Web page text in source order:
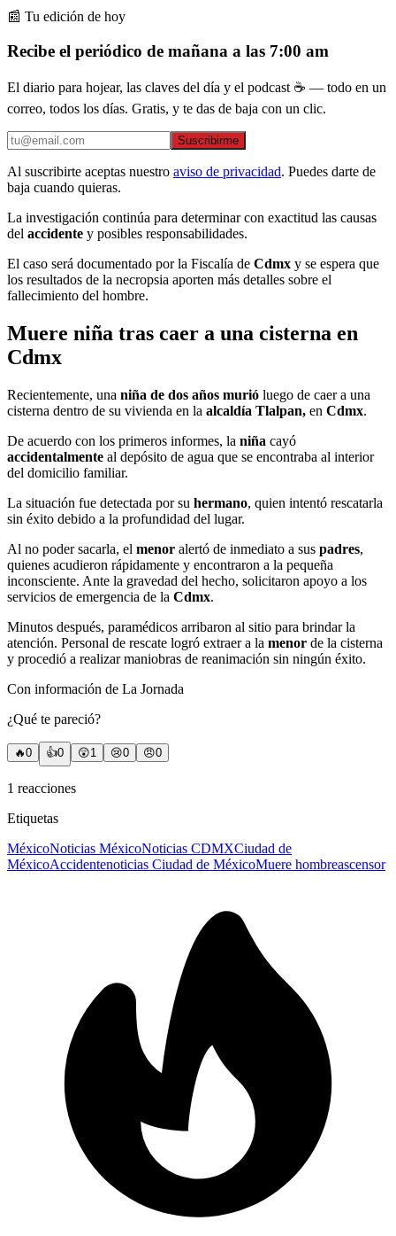
📰 Tu edición de hoy
Recibe el periódico de mañana a las 7:00 am
El diario para hojear, las claves del día y el podcast ☕ — todo en un
correo, todos los días. Gratis, y te das de baja con un clic.
Suscribirme
Al suscribirte aceptas nuestro aviso de privacidad. Puedes darte de
baja cuando quieras.
La investigación continúa para determinar con exactitud las causas
del accidente y posibles responsabilidades.
El caso será documentado por la Fiscalía de Cdmx y se espera que
los resultados de la necropsia aporten más detalles sobre el
fallecimiento del hombre.
Muere niña tras caer a una cisterna en
Cdmx
Recientemente, una niña de dos años murió luego de caer a una
cisterna dentro de su vivienda en la alcaldía Tlalpan, en Cdmx.
De acuerdo con los primeros informes, la niña cayó
accidentalmente al depósito de agua que se encontraba al interior
del domicilio familiar.
La situación fue detectada por su hermano, quien intentó rescatarla
sin éxito debido a la profundidad del lugar.
Al no poder sacarla, el menor alertó de inmediato a sus padres,
quienes acudieron rápidamente y encontraron a la pequeña
inconsciente. Ante la gravedad del hecho, solicitaron apoyo a los
servicios de emergencia de la Cdmx.
Minutos después, paramédicos arribaron al sitio para brindar la
atención. Personal de rescate logró extraer a la menor de la cisterna
y procedió a realizar maniobras de reanimación sin ningún éxito.
Con información de La Jornada
¿Qué te pareció?
🔥0 👍0 😲1 😢0 😠0
1 reacciones
Etiquetas
MéxicoNoticias MéxicoNoticias CDMXCiudad de
MéxicoAccidentenoticias Ciudad de MéxicoMuere hombreascensor